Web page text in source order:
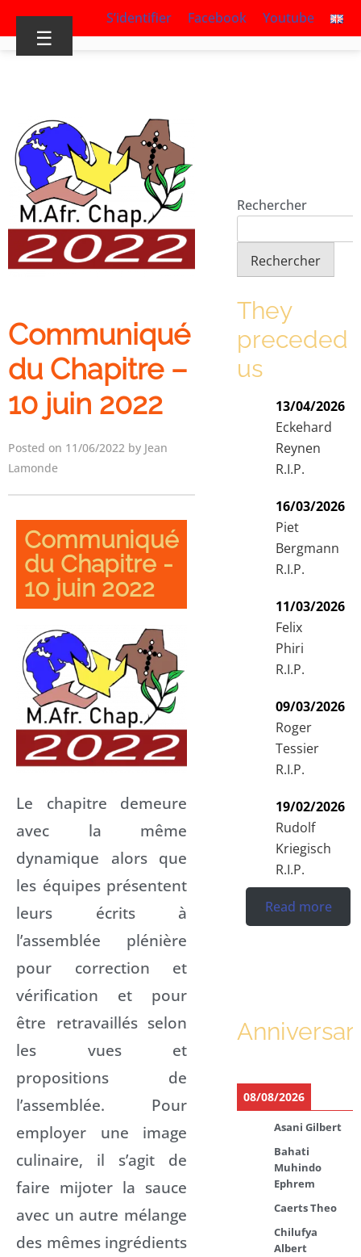
S’identifier Facebook Youtube
☰
Communiqué
du Chapitre –
10 juin 2022
Posted on 11/06/2022 by Jean
Lamonde
Communiqué
du Chapitre -
10 juin 2022
Le chapitre demeure
avec la même
dynamique alors que
les équipes présentent
leurs écrits à
l’assemblée plénière
pour correction et
vérification et pour
être retravaillés selon
les vues et
propositions de
l’assemblée. Pour
employer une image
culinaire, il s’agit de
faire mijoter la sauce
avec un autre mélange
des mêmes ingrédients
Rechercher
Rechercher
They
preceded
us
13/04/2026
Eckehard
Reynen
R.I.P.
16/03/2026
Piet
Bergmann
R.I.P.
11/03/2026
Felix
Phiri
R.I.P.
09/03/2026
Roger
Tessier
R.I.P.
19/02/2026
Rudolf
Kriegisch
R.I.P.
Read more
08/08/2026
Asani Gilbert
Bahati
Muhindo
Ephrem
Caerts Theo
Chilufya
Albert